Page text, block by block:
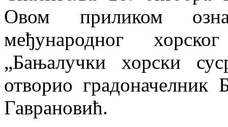
Овом приликом
међународног
„Бањалучки хорски
отворио
Гаврановић.